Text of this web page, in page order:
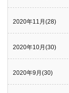
2020年11月(28)
2020年10月(30)
2020年9月(30)